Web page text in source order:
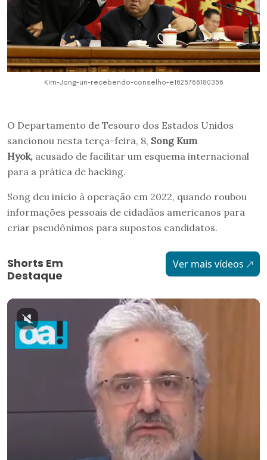
Kim-Jong-un-recebendo-conselho-e1625766180356
O Departamento de Tesouro dos Estados Unidos
sancionou nesta terça-feira, 8, Song Kum
Hyok, acusado de facilitar um esquema internacional
para a prática de hacking.
Song deu início à operação em 2022, quando roubou
informações pessoais de cidadãos americanos para
criar pseudônimos para supostos candidatos.
Shorts Em
Destaque
Ver mais vídeos